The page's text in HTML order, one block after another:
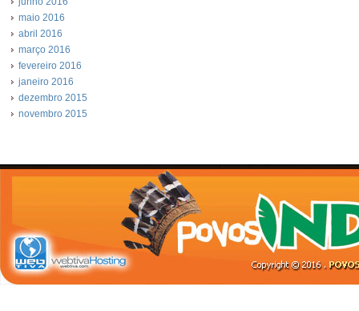
maio 2016
abril 2016
março 2016
fevereiro 2016
janeiro 2016
dezembro 2015
novembro 2015